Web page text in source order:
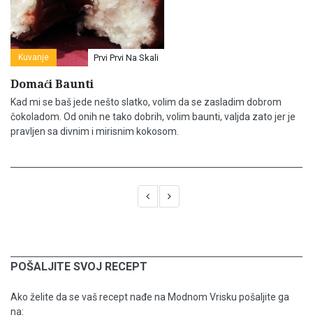
Kuvanje Prvi Prvi Na Skali
Domaći Baunti
Kad mi se baš jede nešto slatko, volim da se zasladim dobrom
čokoladom. Od onih ne tako dobrih, volim baunti, valjda zato jer je
pravljen sa divnim i mirisnim kokosom.
POŠALJITE SVOJ RECEPT
Ako želite da se vaš recept nađe na Modnom Vrisku pošaljite ga
na: